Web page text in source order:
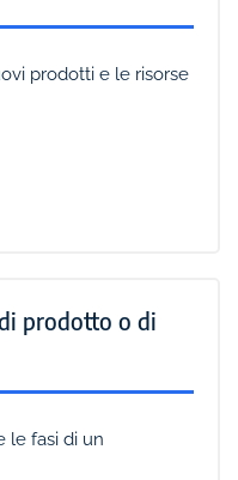
prodotti e le risorse
prodotto o di
le fasi di un